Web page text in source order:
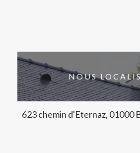
NOUS
623 chemin d'Eternaz, 01000